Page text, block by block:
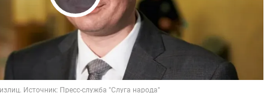
Play Video